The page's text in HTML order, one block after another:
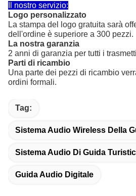
Il nostro servizio:
Logo personalizzato
La stampa del logo gratuita sarà
dell'ordine è superiore a 300 pezzi.
La nostra garanzia
2 anni di garanzia per tutti i
Parti di ricambio
Una parte dei pezzi di ricambio
ordini formali.
Tag:
Sistema Audio Wireless Della
Sistema Audio Di Guida
Guida Audio Digitale